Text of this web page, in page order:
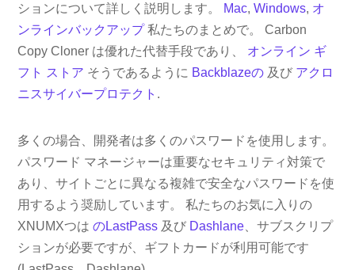
ションについて詳しく説明します。 Mac,Windows, オ
ンラインバックアップ私たちのまとめで。 Carbon
Copy Cloner は優れた代替手段であり、 オンライン ギ
フト ストア そうであるように Backblazeの 及び アクロ
ニスサイバープロテクト .
多くの場合、開発者は多くのパスワードを使用します。
パスワード マネージャーは重要なセキュリティ対策で
あり、サイトごとに異なる複雑で安全なパスワードを使
用するよう奨励しています。 私たちのお気に入りの
XNUMXつはのLastPass 及び Dashlane 、サブスクリプ
ションが必要ですが、ギフトカードが利用可能です